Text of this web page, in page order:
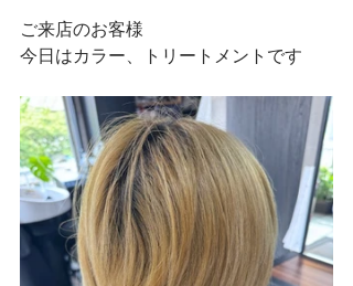
ご来店のお客様
今日はカラー、トリートメントです